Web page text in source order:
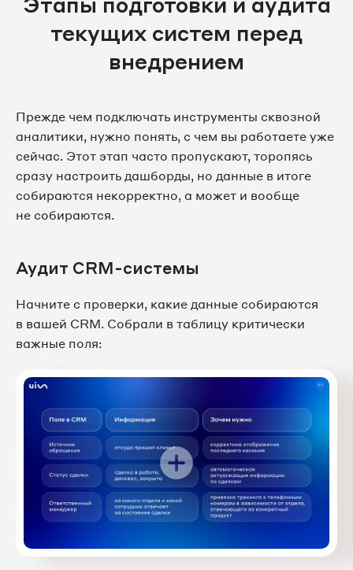
текущих систем перед
внедрением
Прежде чем подключать инструменты сквозной
аналитики, нужно понять, с чем вы работаете уже
сейчас. Этот этап часто пропускают, торопясь
сразу настроить дашборды, но данные в итоге
собираются некорректно, а может и вообще
не собираются.
Аудит CRM-системы
Начните с проверки, какие данные собираются
в вашей CRM. Собрали в таблицу критически
важные поля: